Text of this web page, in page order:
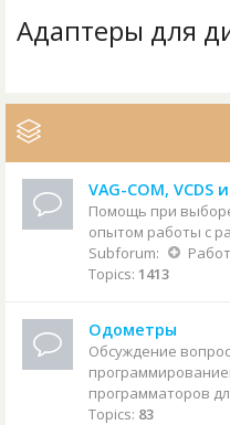
Адаптеры для
VAG-COM, VCDS
Помощь при
опытом работы с
Subforum:
Работа с
Topics: 1413
Одометры
Обсуждение
программаторов
Topics: 83